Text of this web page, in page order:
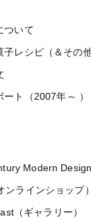
ついて
レシピ（＆その
ト（2007年～ ）
Modern Design
ラインショップ）
（ギャラリー）